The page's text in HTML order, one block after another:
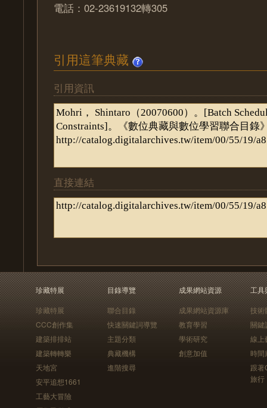
電話：02-23619132轉305
引用這筆典藏
引用資訊
直接連結
珍藏特展
珍藏特展
CCC創作集
建築排排站
建築轉轉樂
天地宮
安平追想1661
工藝大冒險
目錄導覽
聯合目錄
快速關鍵詞導覽
主題分類
典藏機構
進階搜尋
成果網站資源
成果網站資源庫
教育學習
學術研究
創意加值
工具
技術
關鍵
線上
時間
跟
旅行